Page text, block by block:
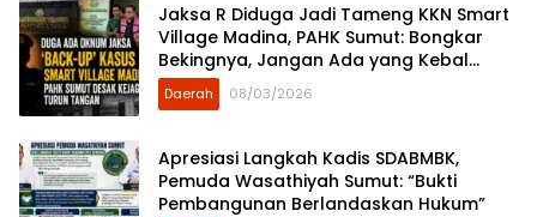
Jaksa R Diduga Jadi Tameng KKN Smart
Village Madina, PAHK Sumut: Bongkar
Bekingnya, Jangan Ada yang Kebal
Hukum!
Daerah 08/03/2026
Apresiasi Langkah Kadis SDABMBK,
Pemuda Wasathiyah Sumut: “Bukti
Pembangunan Berlandaskan Hukum”